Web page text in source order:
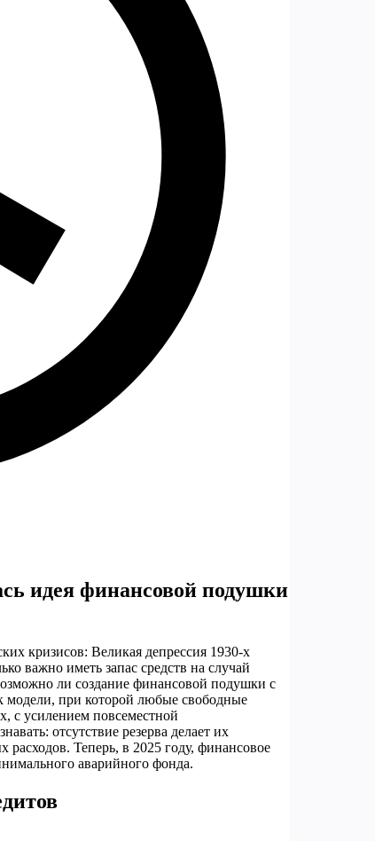
идея финансовой подушки
кризисов: Великая депрессия 1930-х
важно иметь запас средств на случай
ли создание финансовой подушки с
модели, при которой любые свободные
с усилением повсеместной
отсутствие резерва делает их
Теперь, в 2025 году, финансовое
аварийного фонда.